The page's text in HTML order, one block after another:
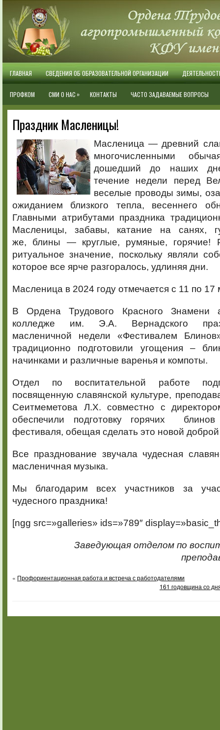
ГЛАВНАЯ СВЕДЕНИЯ ОБ ОБРАЗОВАТЕЛЬНОЙ ОРГАНИЗАЦИИ
ПРОФКОМ СМИ О НАС » КОНТАКТЫ ЧАСТО ЗАДАВАЕМЫЕ ВОПРОСЫ
Праздник Масленицы!
Масленица — древний
многочисленными
дошедший до наших
течение недели перед
веселые проводы зимы,
ожиданием близкого тепла, весеннего
Главными атрибутами праздника
Масленицы, забавы, катание на санях,
же, блины — круглые, румяные, горячие!
ритуальное значение, поскольку являли
которое все ярче разгоралось, удлиняя дни.
Масленица в 2024 году отмечается с 11 по 17
В Ордена Трудового Красного Знамени
колледже им. Э.А. Вернадского
масленичной недели «Фестивалем
традиционно подготовили угощения –
начинками и различные варенья и компоты.
Отдел по воспитательной работе
посвященную славянской культуре,
Сеитмеметова Л.Х. совместно с
обеспечили подготовку горячих
фестиваля, обещая сделать это новой
Все празднование звучала чудесная
масленичная музыка.
Мы благодарим всех участников за
чудесного праздника!
[ngg src=»galleries» ids=»789″
Заведующая отделом по
« Профориентационная работа и встреча с работодателями
161 годовщина со